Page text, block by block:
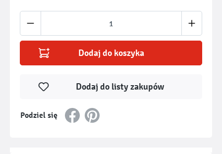
Ilość produktu: Wprowadź żądaną ilość
Dodaj do koszyka
Podziel się
Dodaj do listy zakupów